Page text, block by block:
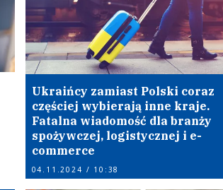
Ukraińcy zamiast Polski coraz
częściej wybierają inne kraje.
Fatalna wiadomość dla branży
spożywczej, logistycznej i e-
commerce
04.11.2024 / 10:38